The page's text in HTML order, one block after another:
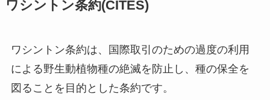
ワシントン条約(CITES)
ワシントン条約は、国際取引のための過度の利用
による野生動植物種の絶滅を防止し、種の保全を
図ることを目的とした条約です。